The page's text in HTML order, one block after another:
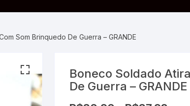
Microfone
Som Brinquedo De Guerra – GRANDE
Boneco Soldado
De Guerra – GRANDE